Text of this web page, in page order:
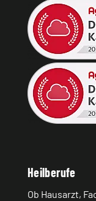
Heilberufe
Ob Hausarzt,